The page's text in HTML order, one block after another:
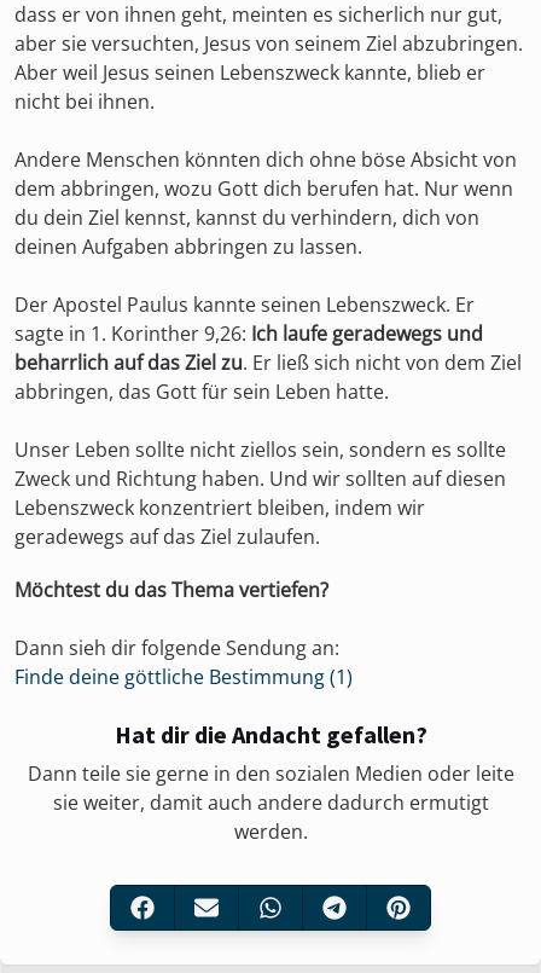
dass er von ihnen geht, meinten es sicherlich nur gut,
aber sie versuchten, Jesus von seinem Ziel abzubringen.
Aber weil Jesus seinen Lebenszweck kannte, blieb er
nicht bei ihnen.
Andere Menschen könnten dich ohne böse Absicht von
dem abbringen, wozu Gott dich berufen hat. Nur wenn
du dein Ziel kennst, kannst du verhindern, dich von
deinen Aufgaben abbringen zu lassen.
Der Apostel Paulus kannte seinen Lebenszweck. Er
sagte in 1. Korinther 9,26: Ich laufe geradewegs und
beharrlich auf das Ziel zu. Er ließ sich nicht von dem Ziel
abbringen, das Gott für sein Leben hatte.
Unser Leben sollte nicht ziellos sein, sondern es sollte
Zweck und Richtung haben. Und wir sollten auf diesen
Lebenszweck konzentriert bleiben, indem wir
geradewegs auf das Ziel zulaufen.
Möchtest du das Thema vertiefen?
Dann sieh dir folgende Sendung an:
Finde deine göttliche Bestimmung (1)
Hat dir die Andacht gefallen?
Dann teile sie gerne in den sozialen Medien oder leite
sie weiter, damit auch andere dadurch ermutigt
werden.